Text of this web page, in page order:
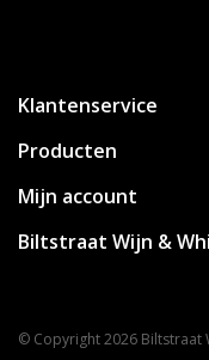
Klantenservice
Producten
Mijn account
Biltstraat Wijn &
© Copyright 2026 Biltstraat